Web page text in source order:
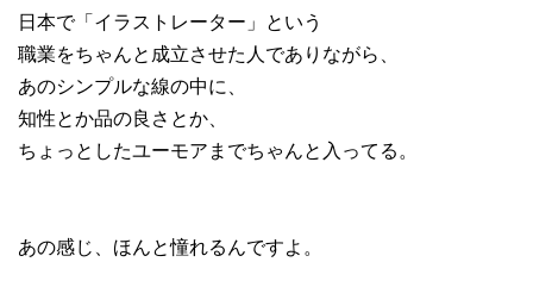
日本で「イラストレーター」という
職業をちゃんと成立させた人でありながら、
あのシンプルな線の中に、
知性とか品の良さとか、
ちょっとしたユーモアまでちゃんと入ってる。
あの感じ、ほんと憧れるんですよ。